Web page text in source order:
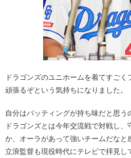
ドラゴンズのユニホームを着てすご
頑張るぞという気持ちになりました。
自分はバッティングが持ち味だと思う
ドラゴンズとは今年交流戦で対戦し
か、オーラがあって強いチームだなと
立浪監督も現役時代にテレビで拝見